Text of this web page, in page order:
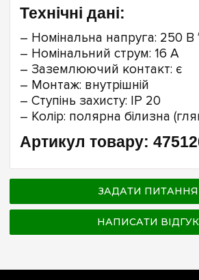
Технічні дані:
– Номінальна напруга: 250 В
– Номінальний струм: 16 A
– Заземлюючий контакт: є
– Монтаж: внутрішній
– Ступінь захисту: IP 20
– Колір: полярна білизна
Артикул товару:
ЗАДАТИ ПИТАННЯ
НАПИСАТИ ВІДГУК